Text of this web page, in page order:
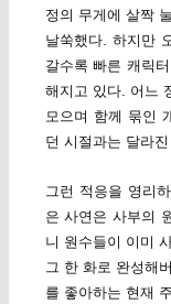
정의 무게에 살짝
날쑥했다. 하지만
갈수록 빠른 캐릭
해지고 있다. 어느
모으며 함께 묶인
던 시절과는 달라
그런 적응을 영리
은 사연은 사부의
니 원수들이 이미
그 한 화로 완성해
를 좋아하는 현재